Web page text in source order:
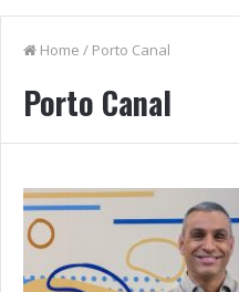
Home / Porto Canal
Porto Canal